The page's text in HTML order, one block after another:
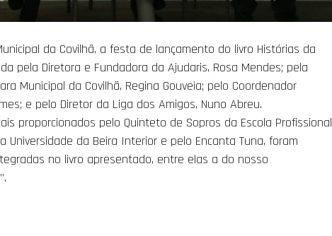
da Covilhã, a festa de lançamento do livro Histórias da
pela Diretora e Fundadora da Ajudaris, Rosa Mendes; pela
Municipal da Covilhã, Regina Gouveia; pelo Coordenador
e pelo Diretor da Liga dos Amigos, Nuno Abreu.
proporcionados pelo Quinteto de Sopros da Escola Profissional
Universidade da Beira Interior e pelo Encanta Tuna, foram
no livro apresentado, entre elas a do nosso